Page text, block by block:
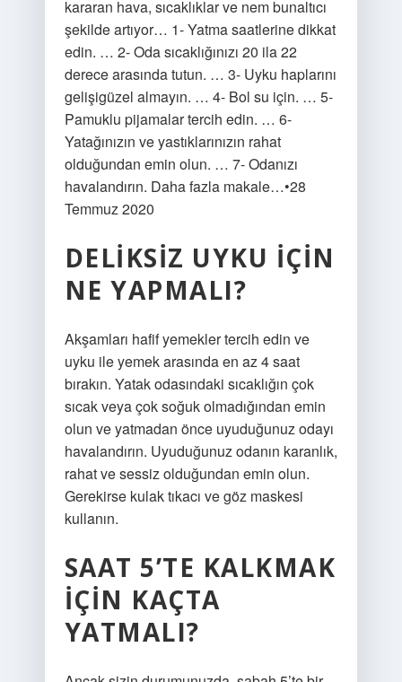
kararan hava, sıcaklıklar ve nem bunaltıcı
şekilde artıyor… 1- Yatma saatlerine dikkat
edin. … 2- Oda sıcaklığınızı 20 ila 22
derece arasında tutun. … 3- Uyku haplarını
gelişigüzel almayın. … 4- Bol su için. … 5-
Pamuklu pijamalar tercih edin. … 6-
Yatağınızın ve yastıklarınızın rahat
olduğundan emin olun. … 7- Odanızı
havalandırın. Daha fazla makale…•28
Temmuz 2020
DELIKSIZ UYKU IÇIN
NE YAPMALI?
Akşamları hafif yemekler tercih edin ve
uyku ile yemek arasında en az 4 saat
bırakın. Yatak odasındaki sıcaklığın çok
sıcak veya çok soğuk olmadığından emin
olun ve yatmadan önce uyuduğunuz odayı
havalandırın. Uyuduğunuz odanın karanlık,
rahat ve sessiz olduğundan emin olun.
Gerekirse kulak tıkacı ve göz maskesi
kullanın.
SAAT 5’TE KALKMAK
IÇIN KAÇTA
YATMALI?